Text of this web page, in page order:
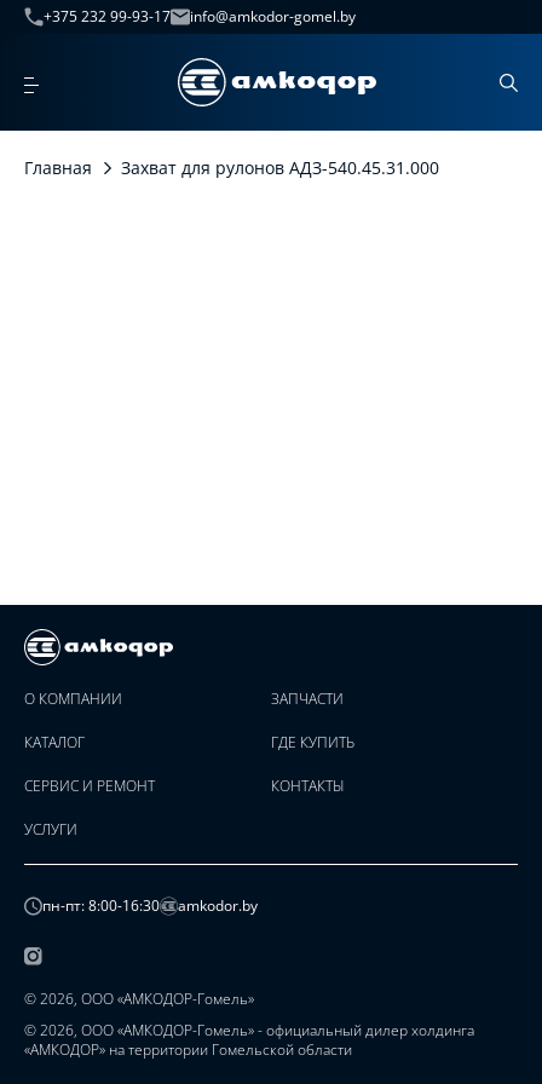
+375 232 99-93-17 info@amkodor-gomel.by
Главная Захват для рулонов АДЗ-540.45.31.000
О КОМПАНИИ
КАТАЛОГ
СЕРВИС И РЕМОНТ
УСЛУГИ
ЗАПЧАСТИ
ГДЕ КУПИТЬ
КОНТАКТЫ
пн-пт: 8:00-16:30 amkodor.by
© 2026, ООО «АМКОДОР-Гомель»
© 2026, ООО «АМКОДОР-Гомель» - официальный дилер холдинга
«АМКОДОР» на территории Гомельской области